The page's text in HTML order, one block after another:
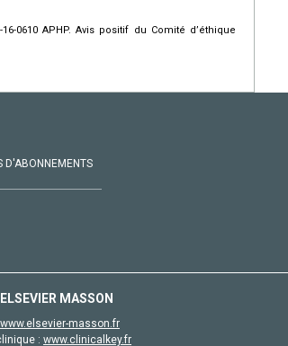
16-0610 APHP. Avis positif du Comité d’éthique
D'ABONNEMENTS
MASSON
www.elsevier-masson.fr
: www.clinicalkey.fr